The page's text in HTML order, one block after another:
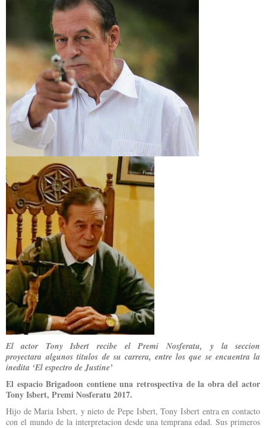
El actor Tony Isbert recibe el Premi Nosferatu, y la seccion
proyectara algunos titulos de su carrera, entre los que se encuentra la
inedita ‘El espectro de Justine’
El espacio Brigadoon contiene una retrospectiva de la obra del actor
Tony Isbert, Premi Nosferatu 2017.
Hijo de Maria Isbert, y nieto de Pepe Isbert, Tony Isbert entra en contacto
con el mundo de la interpretacion desde una temprana edad. Sus primeros